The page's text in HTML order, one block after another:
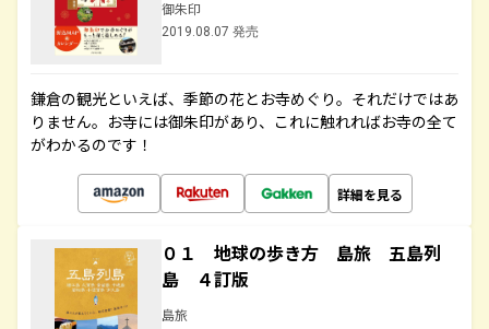
御朱印
2019.08.07 発売
鎌倉の観光といえば、季節の花とお寺めぐり。それだけではあ
りません。お寺には御朱印があり、これに触れればお寺の全て
がわかるのです！
詳細を見る
０１ 地球の歩き方 島旅 五島列
島 ４訂版
島旅